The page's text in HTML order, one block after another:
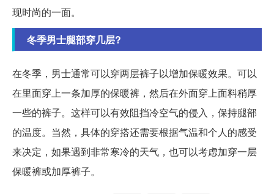
现时尚的一面。
冬季男士腿部穿几层?
在冬季，男士通常可以穿两层裤子以增加保暖效果。可以
在里面穿上一条加厚的保暖裤，然后在外面穿上面料稍厚
一些的裤子。这样可以有效阻挡冷空气的侵入，保持腿部
的温度。当然，具体的穿搭还需要根据气温和个人的感受
来决定，如果遇到非常寒冷的天气，也可以考虑加穿一层
保暖裤或加厚裤子。